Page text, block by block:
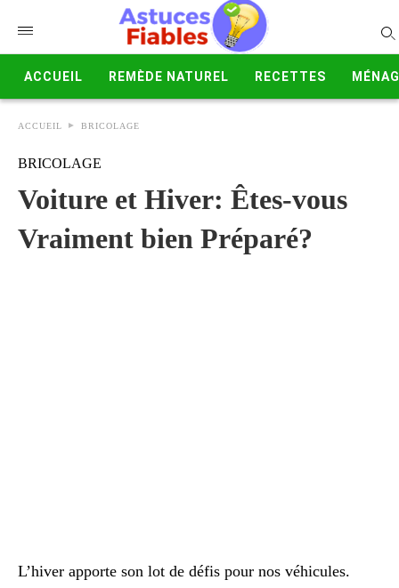
ACCUEIL REMÈDE NATUREL RECETTES
ACCUEIL BRICOLAGE
BRICOLAGE
Voiture et Hiver: Êtes-vous
Vraiment bien Préparé?
L’hiver apporte son lot de défis pour nos véhicules.